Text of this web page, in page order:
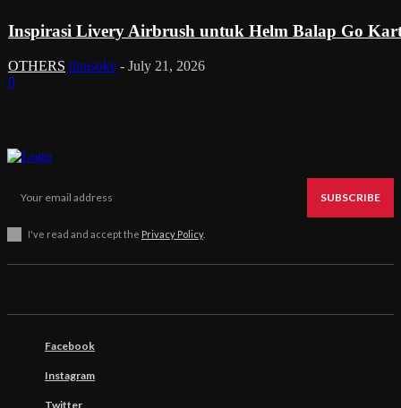
Inspirasi Livery Airbrush untuk Helm Balap Go
OTHERS tinusoke - July 21, 2026
0
SUBSCRIBE
I've read and accept the Privacy Policy.
Facebook
Instagram
Twitter